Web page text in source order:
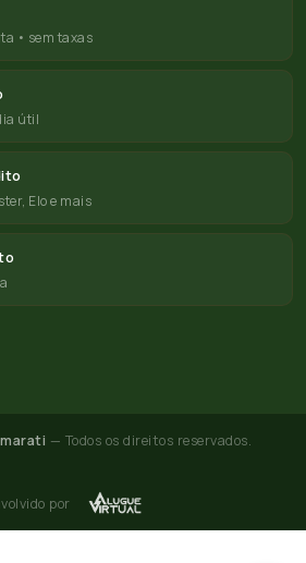
• sem taxas
útil
Elo e mais
— Todos os direitos reservados.
por